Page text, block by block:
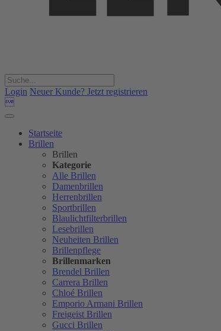
Login Neuer Kunde? Jetzt registrieren

Startseite
Brillen
Brillen
Kategorie
Alle Brillen
Damenbrillen
Herrenbrillen
Sportbrillen
Blaulichtfilterbrillen
Lesebrillen
Neuheiten Brillen
Brillenpflege
Brillenmarken
Brendel Brillen
Carrera Brillen
Chloé Brillen
Emporio Armani Brillen
Freigeist Brillen
Gucci Brillen